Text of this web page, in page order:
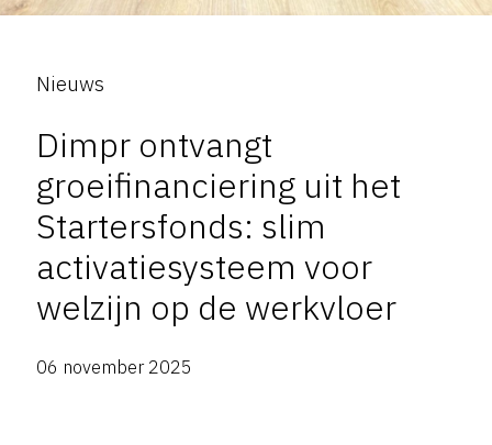
Nieuws
Dimpr ontvangt
groeifinanciering uit het
Startersfonds: slim
activatiesysteem voor
welzijn op de werkvloer
06 november 2025